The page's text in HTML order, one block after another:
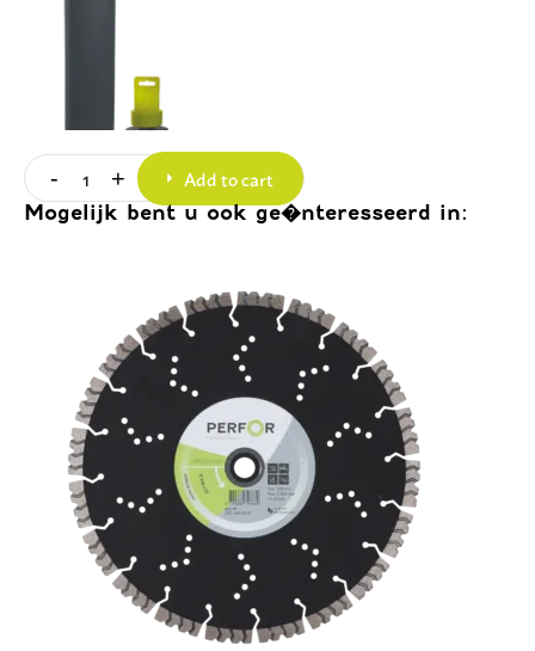
Quantity
- + Add to cart
Mogelijk bent u ook ge�nteresseerd in: